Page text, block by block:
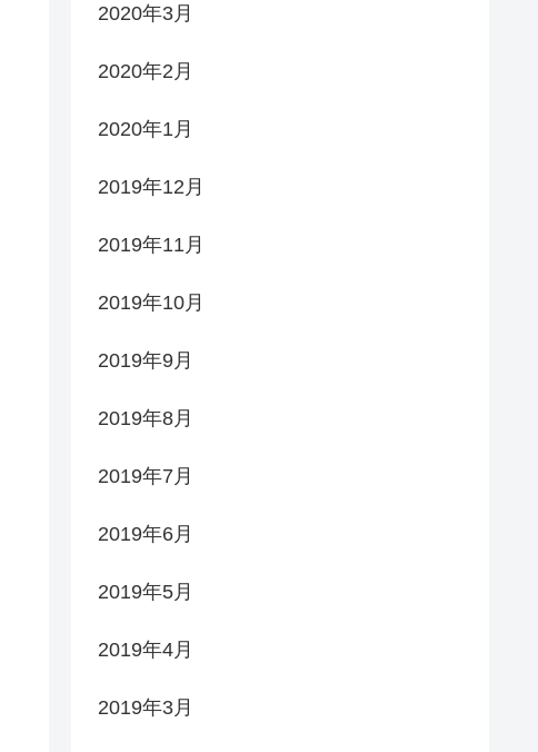
2020年3月
2020年2月
2020年1月
2019年12月
2019年11月
2019年10月
2019年9月
2019年8月
2019年7月
2019年6月
2019年5月
2019年4月
2019年3月